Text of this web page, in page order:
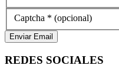
Captcha * (opcional)
Enviar Email
REDES SOCIALES